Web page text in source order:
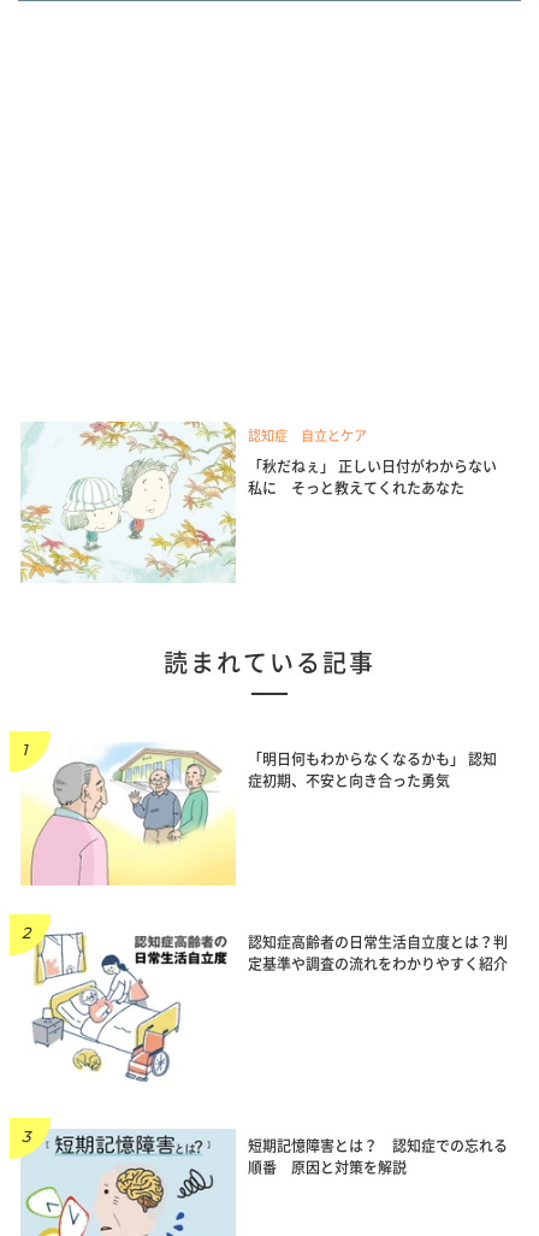
認知症 自立とケア
「秋だねぇ」 正しい日付がわからない
私に そっと教えてくれたあなた
読まれている記事
「明日何もわからなくなるかも」 認知
症初期、不安と向き合った勇気
認知症高齢者の日常生活自立度とは？判
定基準や調査の流れをわかりやすく紹介
短期記憶障害とは？ 認知症での忘れる
順番 原因と対策を解説